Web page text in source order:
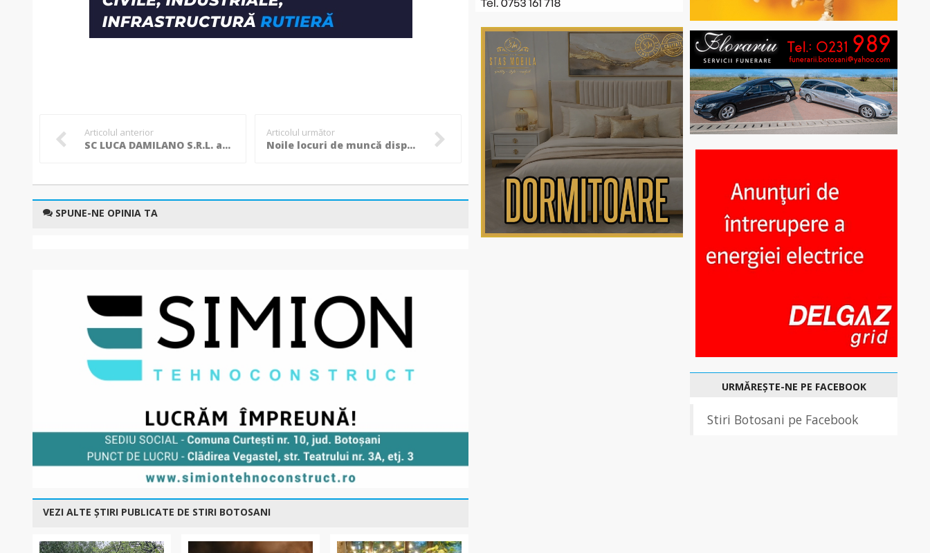
Articolul anterior
SC LUCA DAMILANO S.R.L. angajează!
Articolul următor
Noile locuri de muncă disponibile: VEZI ce posturi se caută în Botoșani și în alte localități din județ!
SPUNE-NE OPINIA TA
VEZI ALTE ȘTIRI PUBLICATE DE STIRI BOTOSANI
URMĂREȘTE-NE PE FACEBOOK
Stiri Botosani pe Facebook